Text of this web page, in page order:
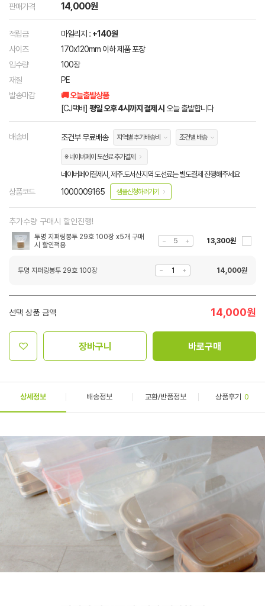
판매가격
14,000원
적립금 마일리지 : +140원
사이즈
170x120mm 이하 제품 포장
입수량
100장
재질
PE
발송마감
🚚 오늘출발상품
[CJ택배] 평일 오후 4시까지 결제 시 오늘 출발합니다
배송비 조건부 무료배송 지역별 추가배송비 조건별 배송
※ 네이버페이 도선료 추가결제
네이버페이결제시, 제주.도서산지역 도선료는 별도결제 진행해주세요
상품코드 1000009165 샘플신청하러가기
추가수량 구매시 할인진행!
투명 지퍼링봉투 29호 100장 x5개 구매
시 할인적용
13,300원
투명 지퍼링봉투 29호 100장 14,000원
선택 상품 금액 14,000원
장바구니 바로구매
상세정보 배송정보 교환/반품정보 상품후기 0